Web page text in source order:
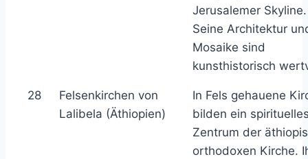
Jerusalemer Skyline.
Seine Architektur
Mosaike sind
kunsthistorisch
28
Felsenkirchen von
Lalibela (Äthiopien)
In Fels gehauene
bilden ein
Zentrum der
orthodoxen Kirche.